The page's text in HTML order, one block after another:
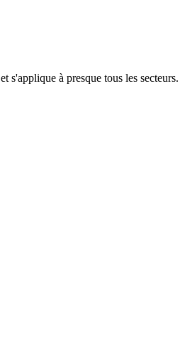
et s'applique à presque tous les secteurs.